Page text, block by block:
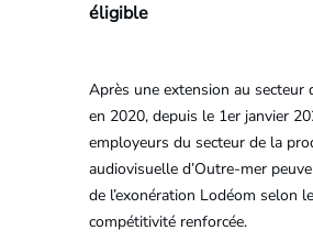
éligible
Après une extension au secteur
en 2020, depuis le 1er janvier
employeurs du secteur de la
audiovisuelle d’Outre-mer
de l’exonération Lodéom selon
compétitivité renforcée.